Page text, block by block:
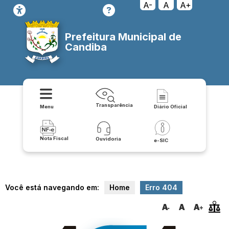
cessoainformacao/sic_servico_de_informacoes_ao_cidadao
A- A A+
Prefeitura Municipal de
Candiba
Menu Transparência Diário Oficial
Nota Fiscal Ouvidoria e-SIC
Você está navegando em: Home Erro 404